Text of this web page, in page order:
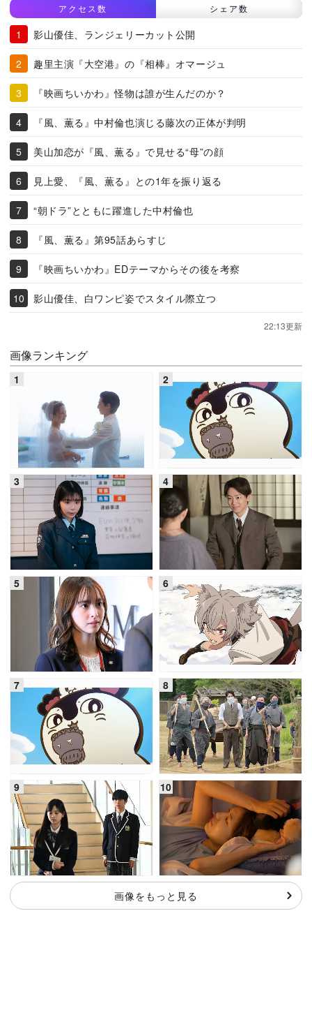
アクセス数 シェア数
影山優佳、ランジェリーカット公開
趣里主演『大空港』の『相棒』オマージュ
『映画ちいかわ』怪物は誰が生んだのか？
『風、薫る』中村倫也演じる藤次の正体が判明
美山加恋が『風、薫る』で見せる“母”の顔
見上愛、『風、薫る』との1年を振り返る
“朝ドラ”とともに躍進した中村倫也
『風、薫る』第95話あらすじ
『映画ちいかわ』EDテーマからその後を考察
影山優佳、白ワンピ姿でスタイル際立つ
22:13更新
画像ランキング
画像をもっと見る